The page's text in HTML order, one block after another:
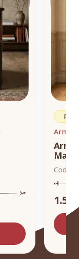
Codice: